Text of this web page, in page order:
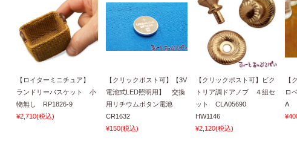
【ロイターミニチュア】
ランドリーバスケット 小
物無し RP1826-9
¥2,710(税込)
【クリックポスト可】【3V
電池式LED照明用】 交換
用リチウムボタン電池
CR1632
¥150(税込)
【クリックポスト可】ビク
トリア調ドアノブ ４組セ
ット CLA05690
HW1146
¥2,120(税込)
【
ロ
A